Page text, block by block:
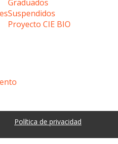
Graduados
Suspendidos
Proyecto CIE BIO
Política de privacidad